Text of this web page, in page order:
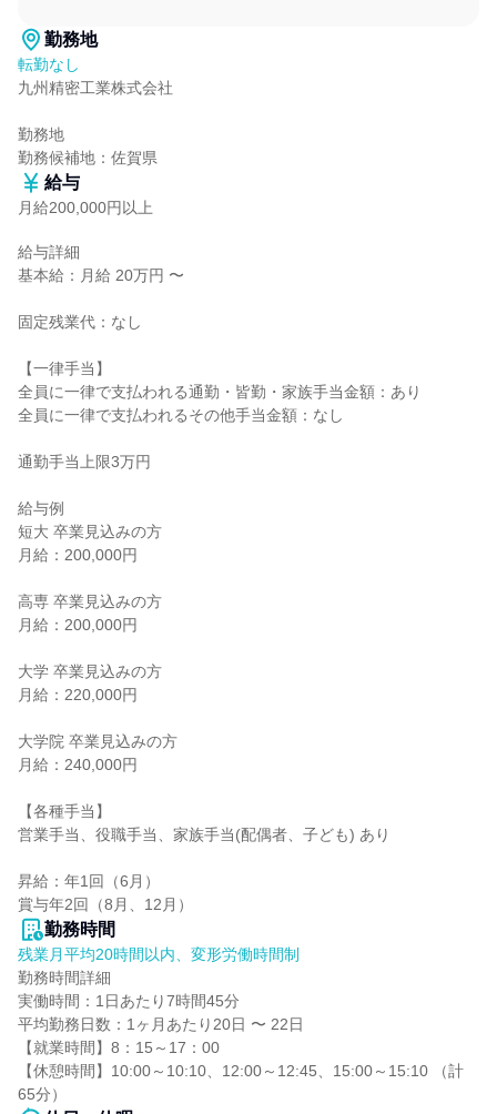
勤務地
転勤なし
九州精密工業株式会社
勤務地
勤務候補地：佐賀県
給与
月給200,000円以上
給与詳細
基本給：月給 20万円 〜
固定残業代：なし
【一律手当】
全員に一律で支払われる通勤・皆勤・家族手当金額：あり
全員に一律で支払われるその他手当金額：なし
通勤手当上限3万円
給与例
短大 卒業見込みの方
月給：200,000円
高専 卒業見込みの方
月給：200,000円
大学 卒業見込みの方
月給：220,000円
大学院 卒業見込みの方
月給：240,000円
【各種手当】
営業手当、役職手当、家族手当(配偶者、子ども) あり
昇給：年1回（6月）
賞与年2回（8月、12月）
勤務時間
残業月平均20時間以内、変形労働時間制
勤務時間詳細
実働時間：1日あたり7時間45分
平均勤務日数：1ヶ月あたり20日 〜 22日
【就業時間】8：15～17：00
【休憩時間】10:00～10:10、12:00～12:45、15:00～15:10 （計
65分）